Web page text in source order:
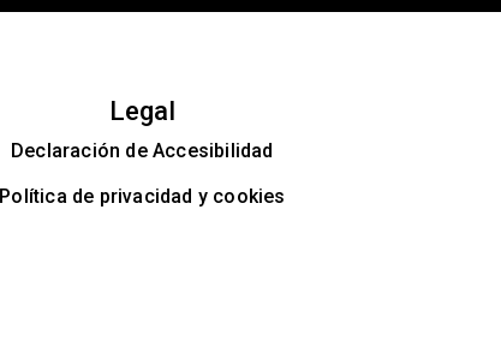
Legal
Declaración de Accesibilidad
Política de privacidad y cookies